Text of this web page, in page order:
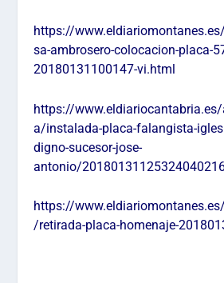
https://
sa-ambrosero-colocacion-placa-
20180131100147-vi.html
https://
a/instalada-placa-falangista-
digno-sucesor-jose-
antonio/
https://
/retirada-placa-homenaje-